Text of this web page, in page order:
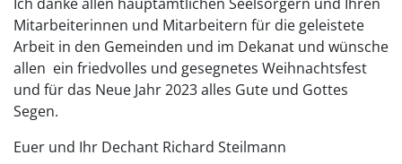
Mitarbeiterinnen und Mitarbeitern für die geleistete
Arbeit in den Gemeinden und im Dekanat und wünsche
allen ein friedvolles und gesegnetes Weihnachtsfest
und für das Neue Jahr 2023 alles Gute und Gottes
Segen.
Euer und Ihr Dechant Richard Steilmann